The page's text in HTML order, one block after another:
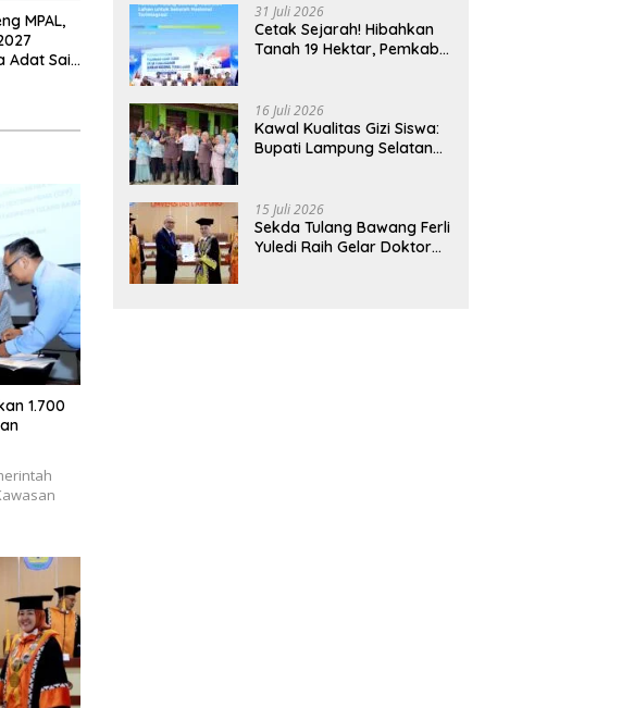
MPAL,
Adat Sai
1.700
31 Juli 2026
Cetak Sejarah! Hibahkan
Tanah 19 Hektar, Pemkab
Terintegrasi Pertama di
Lampung
16 Juli 2026
Kawal Kualitas Gizi Siswa:
Bupati Lampung Selatan
Bergizi Gratis di Natar
15 Juli 2026
Sekda Tulang Bawang Ferli
Yuledi Raih Gelar Doktor